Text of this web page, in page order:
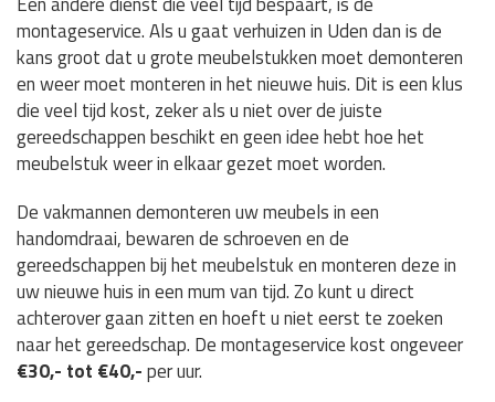
montageservice. Als u gaat verhuizen in Uden dan is de
kans groot dat u grote meubelstukken moet demonteren
en weer moet monteren in het nieuwe huis. Dit is een klus
die veel tijd kost, zeker als u niet over de juiste
gereedschappen beschikt en geen idee hebt hoe het
meubelstuk weer in elkaar gezet moet worden.
De vakmannen demonteren uw meubels in een
handomdraai, bewaren de schroeven en de
gereedschappen bij het meubelstuk en monteren deze in
uw nieuwe huis in een mum van tijd. Zo kunt u direct
achterover gaan zitten en hoeft u niet eerst te zoeken
naar het gereedschap. De montageservice kost ongeveer
€30,- tot €40,-per uur.